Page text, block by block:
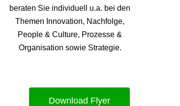
beraten Sie individuell u.a. bei den
Themen Innovation, Nachfolge,
People & Culture, Prozesse &
Organisation sowie Strategie.
Download Flyer